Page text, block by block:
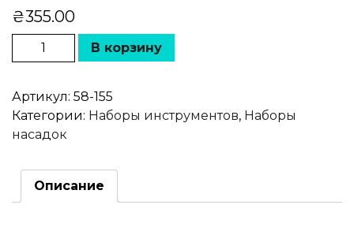
₴355.00
В корзину
Артикул: 58-155
Категории: Наборы инструментов, Наборы
насадок
Описание